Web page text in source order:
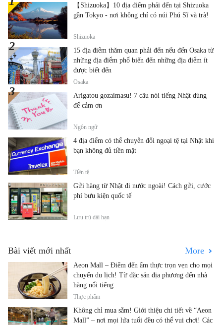
【Shizuoka】10 địa điểm phải đến tại Shizuoka
gần Tokyo - nơi không chỉ có núi Phú Sĩ và trà!
Shizuoka
15 địa điểm thăm quan phải đến nếu đến Osaka từ
những địa điểm phổ biến đến những địa điểm ít
được biết đến
Osaka
Arigatou gozaimasu! 7 câu nói tiếng Nhật dùng
để cảm ơn
Ngôn ngữ
4 địa điểm có thể chuyển đổi ngoại tệ tại Nhật khi
bạn không đủ tiền mặt
Tiền tệ
Gửi hàng từ Nhật đi nước ngoài! Cách gửi, cước
phí bưu kiện quốc tế
Lưu trú dài hạn
Bài viết mới nhất More
Aeon Mall – Điểm đến ẩm thực trọn vẹn cho mọi
chuyến du lịch! Từ đặc sản địa phương đến nhà
hàng nổi tiếng
Thực phẩm
Không chỉ mua sắm! Giới thiệu chi tiết về “Aeon
Mall” – nơi mọi lứa tuổi đều có thể vui chơi! Các